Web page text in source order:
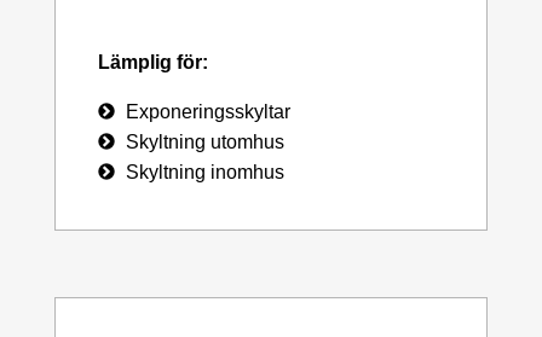
Lämplig för:
Exponeringsskyltar
Skyltning utomhus
Skyltning inomhus